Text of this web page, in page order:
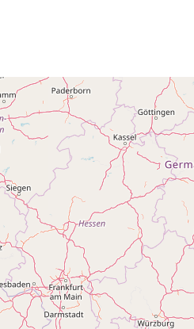
data.europa.eu/88u/dataset/q2
id
January 2009
31 December 2009